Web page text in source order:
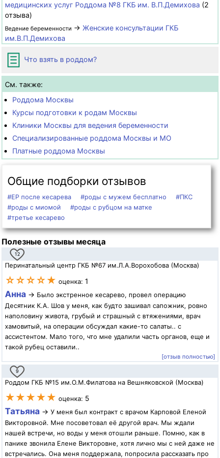
медицинских услуг Роддома №8 ГКБ им. В.П.Демихова (2
отзыва)
Ведение беременности → Женские консультации ГКБ
им.В.П.Демихова
Что взять в роддом?
См. также:
Роддома Москвы
Курсы подготовки к родам Москвы
Клиники Москвы для ведения беременности
Специализированные роддома Москвы и МО
Платные роддома Москвы
Общие подборки отзывов
#ЕР после кесарева #роды с мужем бесплатно
#ПКС
#роды с миомой
#роды с рубцом на матке
#третье кесарево
Полезные отзывы месяца
12
Перинатальный центр ГКБ №67 им.Л.А.Ворохобова (Москва)
☆☆☆☆★ оценка: 1
Анна → Было экстренное кесарево, провел операцию
Десятник К.А. Шов у меня, как будто зашивал сапожник, ровно
наполовину живота, грубый и страшный с втяжениями, врач
хамовитый, на операции обсуждал какие-то салаты.. с
ассистентом. Мало того, что мне удалили часть органов, еще и
такой рубец оставили..
[отзыв полностью]
9
Роддом ГКБ №15 им.О.М.Филатова на Вешняковской (Москва)
★★★★★ оценка: 5
Татьяна → У меня был контракт с врачом Карповой Еленой
Викторовной. Мне посоветовал её другой врач. Мы ждали
нашей встречи, но воды у меня отошли раньше. Помню, как в
панике звонила Елене Викторовне, хотя лично мы с ней даже не
встречались. Она меня поддержала, попросила рассказать про